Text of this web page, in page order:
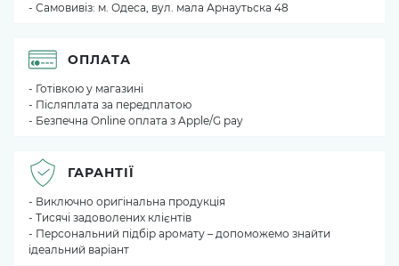
- Самовивіз: м. Одеса, вул. мала Арнаутьска 48
ОПЛАТА
- Готівкою у магазині
- Післяплата за передплатою
- Безпечна Online оплата з Apple/G pay
ГАРАНТІЇ
- Виключно оригінальна продукція
- Тисячі задоволених клієнтів
- Персональний підбір аромату – допоможемо знайти
ідеальний варіант